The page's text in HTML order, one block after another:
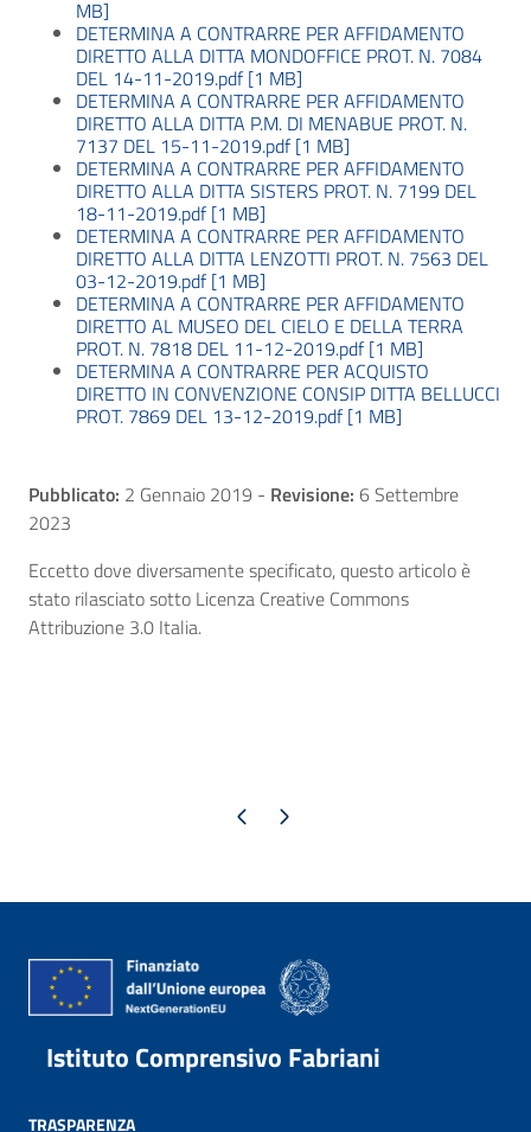
MB]
DETERMINA A CONTRARRE PER AFFIDAMENTO
DIRETTO ALLA DITTA MONDOFFICE PROT. N. 7084
DEL 14-11-2019.pdf [1 MB]
DETERMINA A CONTRARRE PER AFFIDAMENTO
DIRETTO ALLA DITTA P.M. DI MENABUE PROT. N.
7137 DEL 15-11-2019.pdf [1 MB]
DETERMINA A CONTRARRE PER AFFIDAMENTO
DIRETTO ALLA DITTA SISTERS PROT. N. 7199 DEL
18-11-2019.pdf [1 MB]
DETERMINA A CONTRARRE PER AFFIDAMENTO
DIRETTO ALLA DITTA LENZOTTI PROT. N. 7563 DEL
03-12-2019.pdf [1 MB]
DETERMINA A CONTRARRE PER AFFIDAMENTO
DIRETTO AL MUSEO DEL CIELO E DELLA TERRA
PROT. N. 7818 DEL 11-12-2019.pdf [1 MB]
DETERMINA A CONTRARRE PER ACQUISTO
DIRETTO IN CONVENZIONE CONSIP DITTA BELLUCCI
PROT. 7869 DEL 13-12-2019.pdf [1 MB]
Pubblicato: 2 Gennaio 2019 - Revisione: 6 Settembre
2023
Eccetto dove diversamente specificato, questo articolo è
stato rilasciato sotto Licenza Creative Commons
Attribuzione 3.0 Italia.
Pagina precedente
Pagina successiva
Istituto Comprensivo Fabriani
TRASPARENZA